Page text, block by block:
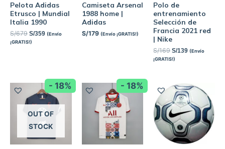
Pelota Adidas
Etrusco | Mundial
Italia 1990
S/679 S/359 (Envío
¡GRATIS!)
Camiseta Arsenal
1988 home |
Adidas
S/179 (Envío ¡GRATIS!)
Polo de
entrenamiento
Selección de
Francia 2021 red
| Nike
S/169 S/139 (Envío
¡GRATIS!)
- 18%
OUT OF
STOCK
- 18%